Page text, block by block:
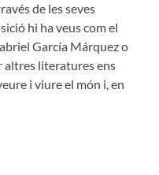
de les seves
hi ha veus com el
García Márquez o
altres literatures ens
i viure el món i, en